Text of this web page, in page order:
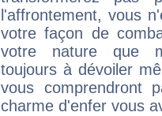
l'affrontement, vous
votre façon de
votre nature que
toujours à dévoiler
vous comprendront
charme d'enfer vous